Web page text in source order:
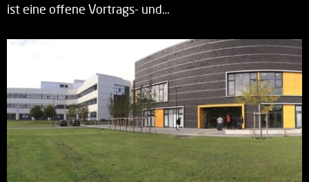
ist eine offene Vortrags- und…